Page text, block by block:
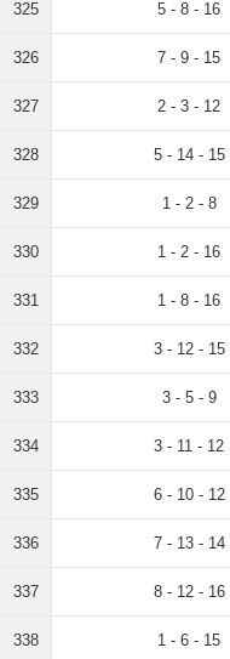
325 5 - 8 - 16
326 7 - 9 - 15
327 2 - 3 - 12
328 5 - 14 - 15
329 1 - 2 - 8
330 1 - 2 - 16
331 1 - 8 - 16
332 3 - 12 - 15
333 3 - 5 - 9
334 3 - 11 - 12
335 6 - 10 - 12
336 7 - 13 - 14
337 8 - 12 - 16
338 1 - 6 - 15